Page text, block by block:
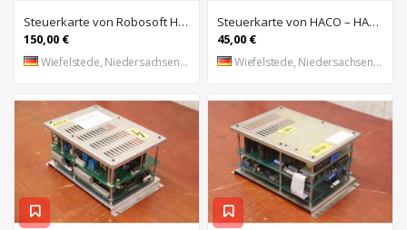
Steuerkarte von Robosoft HACO – HACC 013 PPES 30135
150,00 €
Wiefelstede, Niedersachsen, DE
Steuerkarte von HACO – HACE 032 PPES 30135
45,00 €
Wiefelstede, Niedersachsen, DE